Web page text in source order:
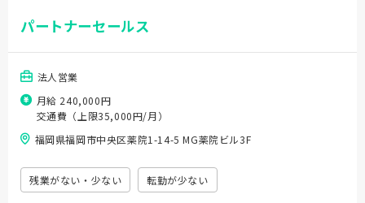
パートナーセールス
法人営業
月給 240,000円
交通費（上限35,000円/月）
福岡県福岡市中央区薬院1-14-5 MG薬院ビル3F
残業がない・少ない 転勤が少ない